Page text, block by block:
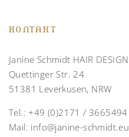
KONTAKT
Janine Schmidt HAIR DESIGN
Quettinger Str. 24
51381 Leverkusen, NRW
Tel.:+49 (0)2171 / 3665494
Mail: info@janine-schmidt.eu